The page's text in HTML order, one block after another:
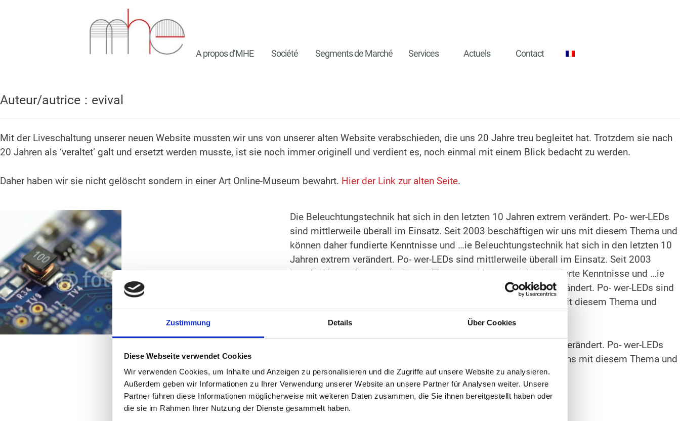
Zustimmung Details Über Cookies
Diese Webseite verwendet Cookies
Wir verwenden Cookies, um Inhalte und Anzeigen zu personalisieren und die Zugriffe auf unsere Website zu analysieren.
Außerdem geben wir Informationen zu Ihrer Verwendung unserer Website an unsere Partner für Analysen weiter. Unsere
Partner führen diese Informationen möglicherweise mit weiteren Daten zusammen, die Sie ihnen bereitgestellt haben oder
die sie im Rahmen Ihrer Nutzung der Dienste gesammelt haben.
A propos d‘MHE Société Segments de Marché Services Actuels Contact
Auteur/autrice : evival
Mit der Liveschaltung unserer neuen Website mussten wir uns von unserer alten Website verabschieden, die uns 20 Jahre treu begleitet hat. Trotzdem sie nach
20 Jahren als ‘veraltet’ galt und ersetzt werden musste, ist sie noch immer originell und verdient es, noch einmal mit einem Blick bedacht zu werden.
Daher haben wir sie nicht gelöscht sondern in einer Art Online-Museum bewahrt. Hier der Link zur alten Seite.
Die Beleuchtungstechnik hat sich in den letzten 10 Jahren extrem verändert. Po- wer-LEDs
sind mittlerweile überall im Einsatz. Seit 2003 beschäftigen wir uns mit diesem Thema und
können daher fundierte Kenntnisse und …ie Beleuchtungstechnik hat sich in den letzten 10
Jahren extrem verändert. Po- wer-LEDs sind mittlerweile überall im Einsatz. Seit 2003
beschäftigen wir uns mit diesem Thema und können daher fundierte Kenntnisse und …ie
Beleuchtungstechnik hat sich in den letzten 10 Jahren extrem verändert. Po- wer-LEDs sind
mittlerweile überall im Einsatz. Seit 2003 beschäftigen wir uns mit diesem Thema und
ie Beleuchtungstechnik hat sich in den letzten 10 Jahren extrem verändert. Po- wer-LEDs
sind mittlerweile überall im Einsatz. Seit 2003 beschäftigen wir uns mit diesem Thema und
können daher fundierte Kenntnisse und …